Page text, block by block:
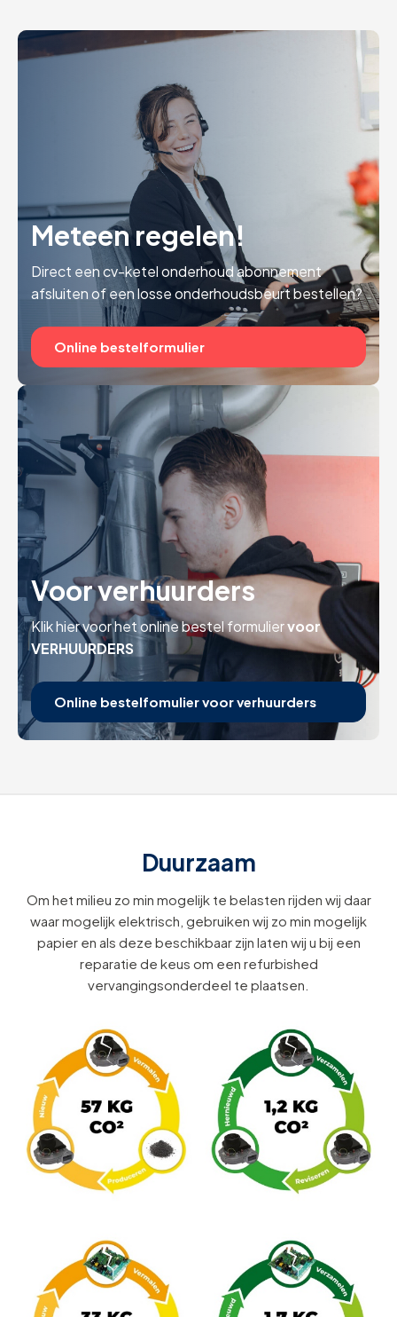
Meteen regelen!
Direct een cv-ketel onderhoud abonnement
afsluiten of een losse onderhoudsbeurt bestellen?
Online bestelformulier
Voor verhuurders
Klik hier voor het online bestel formuliervoor
VERHUURDERS
Online bestelfomulier voor verhuurders
Duurzaam
Om het milieu zo min mogelijk te belasten rijden wij daar
waar mogelijk elektrisch, gebruiken wij zo min mogelijk
papier en als deze beschikbaar zijn laten wij u bij een
reparatie de keus om een refurbished
vervangingsonderdeel te plaatsen.